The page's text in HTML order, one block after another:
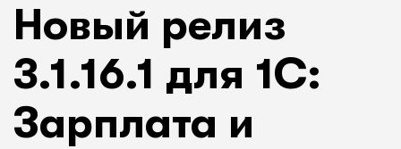
Новый релиз
3.1.16.1 для 1С:
Зарплата и